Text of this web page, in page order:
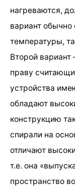
нагреваются,
вариант
температуры,
Второй вариант
праву
устройства
обладают
конструкцию
спирали на
отличают
т.е. она
пространство